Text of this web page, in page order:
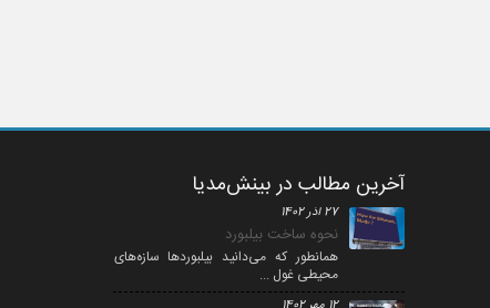
آخرین مطالب در بینش‌مدیا
27 آذر 1402
نحوه ساخت بیلبورد
همانطور که می‌­دانید بیلبوردها سازه‌­های
محیطی غول ...